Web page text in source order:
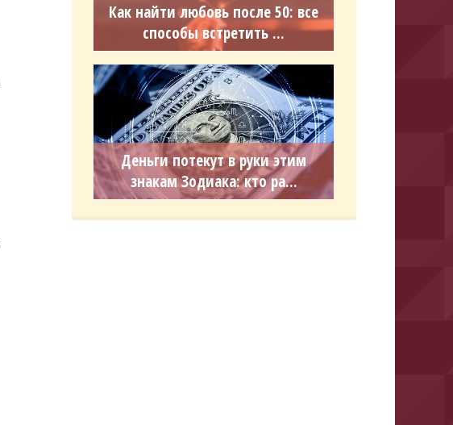
Как найти любовь после 50: все
способы встретить ...
Деньги потекут в руки этим
знакам Зодиака: кто ра...